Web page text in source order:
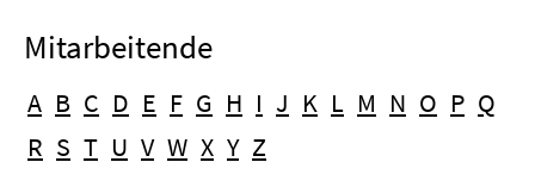
Mitarbeitende
A B C D E F G H I J K L M N O P Q
R S T U V W X Y Z